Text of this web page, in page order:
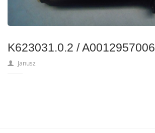
K623031.0.2 / A0012957006
Janusz